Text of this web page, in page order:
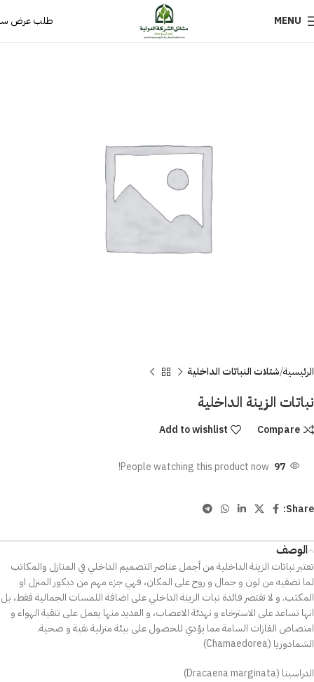
MENU طلب عرض
الرئيسية شتلات النباتات الداخلية
نباتات الزينة الداخلية
Compare
Add to wishlist
97
People watching this product now!
Share:
الوصف
تعتبر نباتات الزينة الداخلية من أجمل عناصر التصميم الداخلي في المنازل والمكاتب
لما تضفيه من لون و جمال و روح على المكان، فهي جزء مهم من ديكور المنزل او
المكتب. و لا تقتصر فائدة نبات الزينة الداخلي على اضافة اللمسات الجمالية فقط، بل
انها تساعد على الاسترخاء و تهدئة الاعصاب، و العديد منها يعمل على تنقية الهواء و
امتصاص الغازات السامة مما يؤدي للحصول على بيئة منزلية نقية و صحية.
الشمادوريا (Chamaedorea)
الدراسينا (Dracaena marginata)